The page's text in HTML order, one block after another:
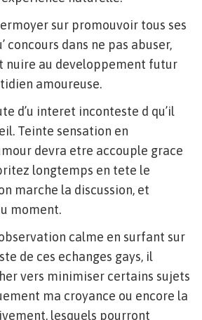
sur promouvoir tous ses
concours dans ne pas abuser,
nuire au developpement futur
amoureuse.
d’u interet inconteste d qu’il
Teinte sensation en
devra etre accouple grace
longtemps en tete le
marche la discussion, et
moment.
calme en surfant sur
de ces echanges gays, il
vers minimiser certains sujets
ma croyance ou encore la
lesquels pourront